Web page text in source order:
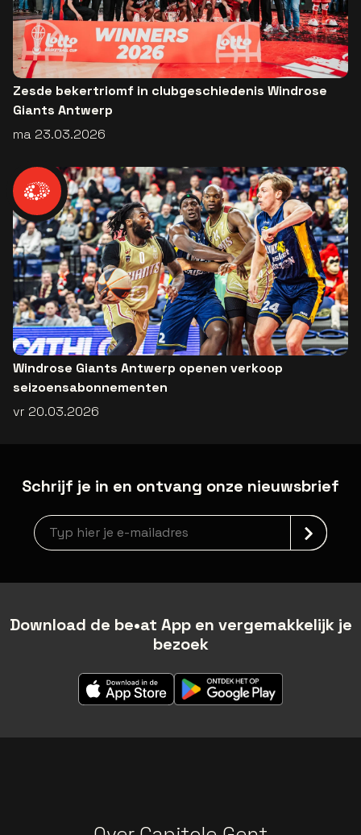
Zesde bekertriomf in clubgeschiedenis Windrose
Giants Antwerp
ma 23.03.2026
Windrose Giants Antwerp openen verkoop
seizoensabonnementen
vr 20.03.2026
Schrijf je in en ontvang onze nieuwsbrief
Nieuwsbrief aanmelding
Download de be•at App en vergemakkelijk je
bezoek